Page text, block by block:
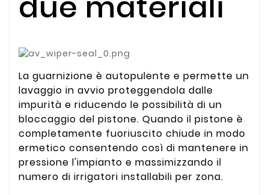
La guarnizione è autopulente e permette un
lavaggio in avvio proteggendola dalle
impurità e riducendo le possibilità di un
bloccaggio del pistone. Quando il pistone è
completamente fuoriuscito chiude in modo
ermetico consentendo così di mantenere in
pressione l'impianto e massimizzando il
numero di irrigatori installabili per zona.